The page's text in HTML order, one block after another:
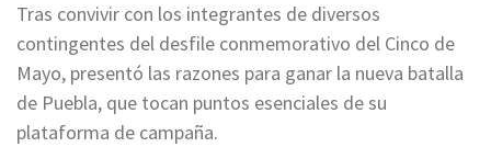
Tras convivir con los integrantes de diversos
contingentes del desfile conmemorativo del Cinco de
Mayo, presentó las razones para ganar la nueva batalla
de Puebla, que tocan puntos esenciales de su
plataforma de campaña.